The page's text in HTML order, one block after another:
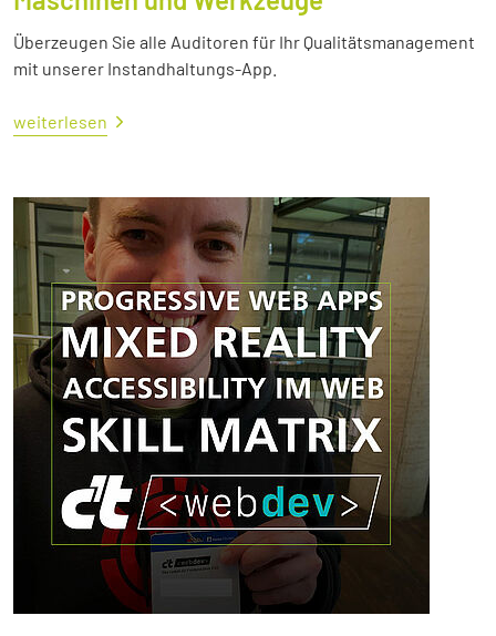
Überzeugen Sie alle Auditoren für Ihr Qualitätsmanagement
mit unserer Instandhaltungs-App.
weiterlesen